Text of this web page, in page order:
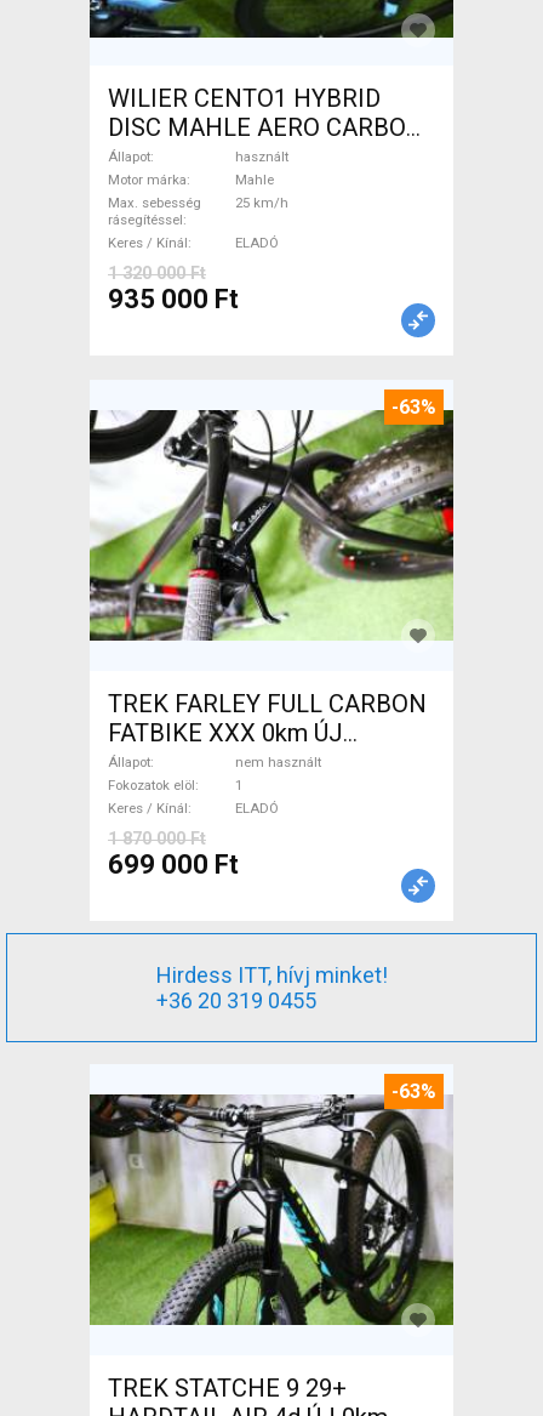
WILIER CENTO1 HYBRID
DISC MAHLE AERO CARBON
kerekek XL Elektromos
Országúti / Gravel Mahle
használt ELADÓ
Állapot
használt
Motor márka
Mahle
Max. sebesség
rásegítéssel
25 km/h
Keres / Kínál ELADÓ
1 320 000 Ft
935 000 Ft
-63%
TREK FARLEY FULL CARBON
FATBIKE XXX 0km ÚJ
WAMPA CF Fatbike nem
használt ELADÓ
Állapot
nem használt
Fokozatok elöl
1
Keres / Kínál
ELADÓ
1 870 000 Ft
699 000 Ft
Hirdess ITT, hívj minket!
+36 20 319 0455
-63%
TREK STATCHE 9 29+